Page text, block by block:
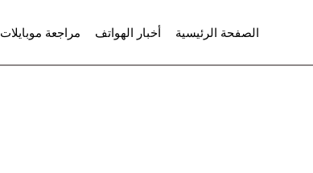
الصفحة الرئيسية أخبار الهواتف مراجعة موبايلات